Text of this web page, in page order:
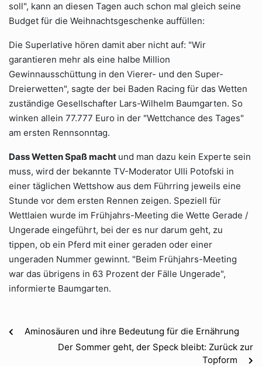
soll", kann an diesen Tagen auch schon mal gleich seine
Budget für die Weihnachtsgeschenke auffüllen:
Die Superlative hören damit aber nicht auf: "Wir
garantieren mehr als eine halbe Million
Gewinnausschüttung in den Vierer- und den Super-
Dreierwetten", sagte der bei Baden Racing für das Wetten
zuständige Gesellschafter Lars-Wilhelm Baumgarten. So
winken allein 77.777 Euro in der "Wettchance des Tages"
am ersten Rennsonntag.
Dass Wetten Spaß macht und man dazu kein Experte sein
muss, wird der bekannte TV-Moderator Ulli Potofski in
einer täglichen Wettshow aus dem Führring jeweils eine
Stunde vor dem ersten Rennen zeigen. Speziell für
Wettlaien wurde im Frühjahrs-Meeting die Wette Gerade /
Ungerade eingeführt, bei der es nur darum geht, zu
tippen, ob ein Pferd mit einer geraden oder einer
ungeraden Nummer gewinnt. "Beim Frühjahrs-Meeting
war das übrigens in 63 Prozent der Fälle Ungerade",
informierte Baumgarten.
Aminosäuren und ihre Bedeutung für die Ernährung
Der Sommer geht, der Speck bleibt: Zurück zur
Topform